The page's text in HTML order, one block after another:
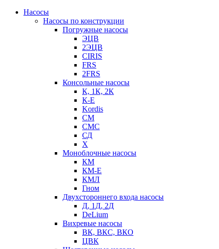
Насосы
Насосы по конструкции
Погружные насосы
ЭЦВ
2ЭЦВ
CIRIS
FRS
2FRS
Консольные насосы
К, 1К, 2К
К-Е
Kordis
СМ
СМС
СД
Х
Моноблочные насосы
КМ
КМ-Е
КМЛ
Гном
Двухстороннего входа насосы
Д, 1Д, 2Д
DeLium
Вихревые насосы
ВК, ВКС, ВКО
ЦВК